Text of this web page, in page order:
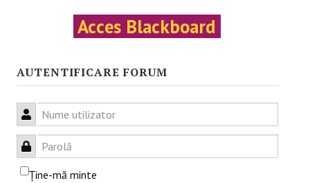
INFO & PUB
Evenimente
Testimoniale
Articole
Prezentări .ppt
Acces Blackboard
AUTENTIFICARE FORUM
Nume utilizator
Parolă
Ţine-mă minte